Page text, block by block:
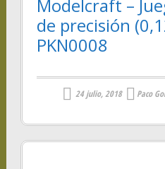
Modelcraft –
de precisión
PKN0008
24 julio, 2018 Paco